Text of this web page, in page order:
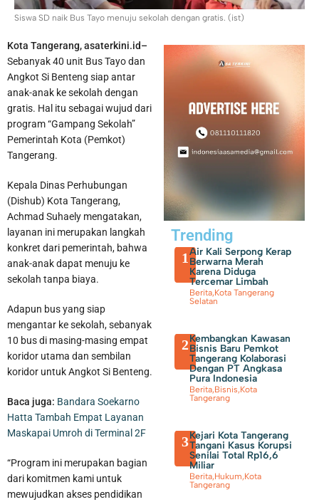
Membayar PBB dan BPHTB di Kota Tangerang Bisa Melalui
online, Ini Sejumlah Kanal yang Disiapkan
Sambut Kemerdekaan, Walikota Tangerang Beserta Jajaran
Siswa SD naik Bus Tayo menuju sekolah dengan gratis. (ist)
Kota Tangerang, asaterkini.id–
Sebanyak 40 unit Bus Tayo dan
Angkot Si Benteng siap antar
anak-anak ke sekolah dengan
gratis. Hal itu sebagai wujud dari
program “Gampang Sekolah”
Pemerintah Kota (Pemkot)
Tangerang.
Kepala Dinas Perhubungan
(Dishub) Kota Tangerang,
Achmad Suhaely mengatakan,
layanan ini merupakan langkah
konkret dari pemerintah, bahwa
anak-anak dapat menuju ke
sekolah tanpa biaya.
Adapun bus yang siap
mengantar ke sekolah, sebanyak
10 bus di masing-masing empat
koridor utama dan sembilan
koridor untuk Angkot Si Benteng.
Baca juga: Bandara Soekarno
Hatta Tambah Empat Layanan
Maskapai Umroh di Terminal 2F
“Program ini merupakan bagian
dari komitmen kami untuk
mewujudkan akses pendidikan
Trending
1 Air Kali Serpong Kerap
Berwarna Merah
Karena Diduga
Tercemar Limbah
Berita,Kota Tangerang
Selatan
2Kembangkan Kawasan
Bisnis Baru Pemkot
Tangerang Kolaborasi
Dengan PT Angkasa
Pura Indonesia
Berita,Bisnis,Kota
Tangerang
3Kejari Kota Tangerang
Tangani Kasus Korupsi
Senilai Total Rp16,6
Miliar
Berita,Hukum,Kota
Tangerang